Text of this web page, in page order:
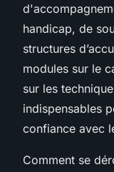
handicap, de
structures
modules sur le
sur les
indispensables
confiance avec
Comment se